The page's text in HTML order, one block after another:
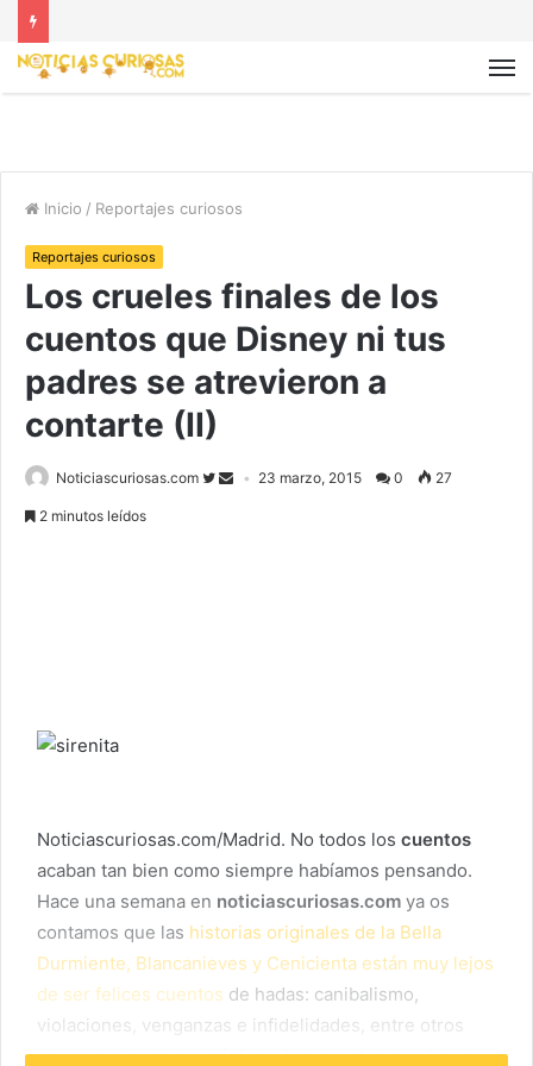
Inicio / Reportajes curiosos
Reportajes curiosos
Los crueles finales de los
cuentos que Disney ni tus
padres se atrevieron a
contarte (II)
Noticiascuriosas.com 23 marzo, 2015 0 27
2 minutos leídos
Noticiascuriosas.com/Madrid. No todos los cuentos
acaban tan bien como siempre habíamos pensando.
Hace una semana en noticiascuriosas.com ya os
contamos que las historias originales de la Bella
Durmiente, Blancanieves y Cenicienta están muy lejos
de ser felices cuentos de hadas: canibalismo,
violaciones, venganzas e infidelidades, entre otros
asuntos, plagan sus páginas. Los cuentos que hoy os